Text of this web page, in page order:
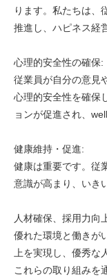
ります。私たちは、
推進し、ハピネス経
心理的安全性の確保:
従業員が自分の意見
心理的安全性を確保
ョンが促進され、
健康維持・促進:
健康は重要です。従
意識が高まり、いき
人材確保、採用力向
優れた環境と働きが
上を実現し、優秀な
これらの取り組みを